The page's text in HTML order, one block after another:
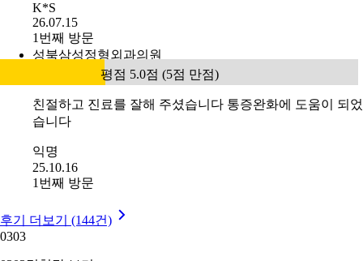
K*S
26.07.15
1번째 방문
성북삼성정형외과의원
평점 5.0점 (5점 만점)
친절하고 진료를 잘해 주셨습니다 통증완화에 도움이 되었
습니다
익명
25.10.16
1번째 방문
후기 더보기 (144건)
0303